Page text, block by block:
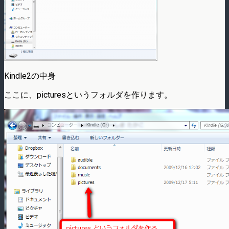
Kindle2の中身
ここに、picturesというフォルダを作ります。